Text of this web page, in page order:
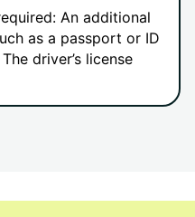
An additional
as a passport or ID
driver’s license